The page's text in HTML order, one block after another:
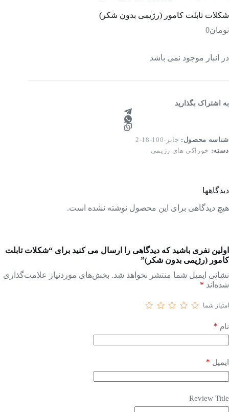
شکلات تابلت کامور (رژیمی بدون شکر)
تومان0
در انبار موجود نمی باشد
به اشتراک بگذارید
شناسه محصول: جابر-100-18-2
دسته: خوراکی های رژیمی
دیدگاهها
هیچ دیدگاهی برای این محصول نوشته نشده است.
اولین نفری باشید که دیدگاهی را ارسال می کنید برای “شکلات تابلت
کامور (رژیمی بدون شکر)”
نشانی ایمیل شما منتشر نخواهد شد. بخش‌های موردنیاز علامت‌گذاری
شده‌اند *
امتیاز شما
نام *
ایمیل *
Review Title